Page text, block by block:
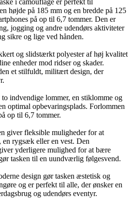
højde på 185 mm og en bredde på 125
på op til 6,7 tommer. Den er
jogging og andre udendørs aktiviteter
sikre og lige ved hånden.
og slidstærkt polyester af høj kvalitet
enheder mod ridser og skader.
et stilfuldt, militært design, der
indvendige lommer, en stiklomme og
optimal opbevaringsplads. Forlommen
op til 6,7 tommer.
giver fleksible muligheder for at
rygsæk eller en vest. Den
yderligere mulighed for at bære
tasken til en uundværlig følgesvend.
design gør tasken æstetisk og
og er perfekt til alle, der ønsker en
og udendørs eventyr.